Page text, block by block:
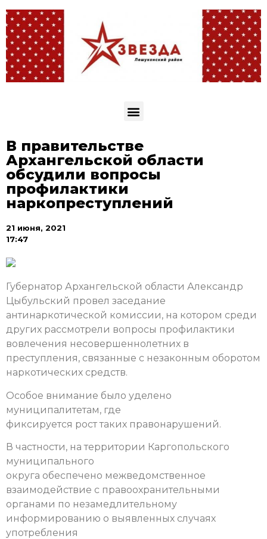
В правительстве
Архангельской области
обсудили вопросы
профилактики
наркопреступлений
21 июня, 2021
17:47
Губернатор Архангельской области Александр
Цыбульский провел заседание
антинаркотической комиссии, на котором среди
других рассмотрели вопросы профилактики
вовлечения несовершеннолетних в
преступления, связанные с незаконным оборотом
наркотических средств.
Особое внимание было уделено
муниципалитетам, где
фиксируется рост таких правонарушений.
В частности, на территории Каргопольского
муниципального
округа обеспечено межведомственное
взаимодействие с правоохранительными
органами по незамедлительному
информированию о выявленных случаях
употребления